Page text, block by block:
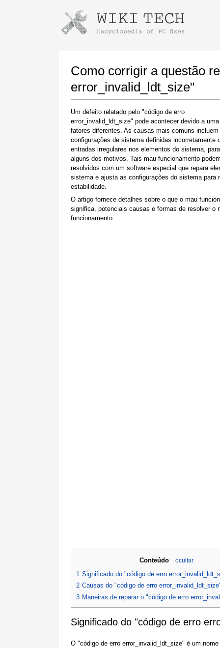
Como corrigir a questão
error_invalid_ldt_size"
Um defeito relatado pelo "código de erro
error_invalid_ldt_size" pode acontecer devido a
fatores diferentes. As causas mais comuns incluem
configurações de sistema definidas incorretamente
entradas irregulares nos elementos do sistema,
alguns dos motivos. Tais mau funcionamento
resolvidos com um software especial que repara
sistema e ajusta as configurações do sistema para
estabilidade.
O artigo fornece detalhes sobre o que o mau
significa, potenciais causas e formas de resolver o
funcionamento.
Conteúdo ocultar
1 Significado do "código de erro
2 Causas do "código de erro
3 Maneiras de reparar o "código de erro
Significado do "código de erro
O "código de erro error_invalid_ldt_size" é um
Instruções para baixar usando o
Quando o download estiver concluído, clique
no link do arquivo baixado